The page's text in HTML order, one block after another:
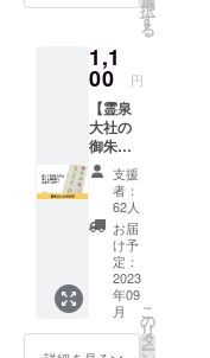
オー
安田凪
から熱
いお礼
のメー
ルをお
送りさ
せてい
ただき
ます。
なお、
支援時
に上乗
せ支援
が可能
です。
応援の
択
す
る
1,1
00 円
【霊泉
大社の
御朱
印】 新
しく作
成した
印を押
した御
朱印を
お送り
しま
す！ 豊
受大神
支援
者：
62人
お届
け予
定：
2023
年09
月
こ
の
リ
タ
ー